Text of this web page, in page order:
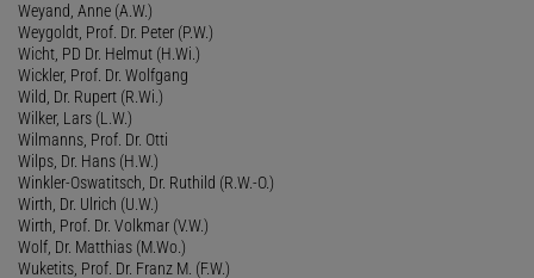
Weyand, Anne (A.W.)
Weygoldt, Prof. Dr. Peter (P.W.)
Wicht, PD Dr. Helmut (H.Wi.)
Wickler, Prof. Dr. Wolfgang
Wild, Dr. Rupert (R.Wi.)
Wilker, Lars (L.W.)
Wilmanns, Prof. Dr. Otti
Wilps, Dr. Hans (H.W.)
Winkler-Oswatitsch, Dr. Ruthild (R.W.-O.)
Wirth, Dr. Ulrich (U.W.)
Wirth, Prof. Dr. Volkmar (V.W.)
Wolf, Dr. Matthias (M.Wo.)
Wuketits, Prof. Dr. Franz M. (F.W.)